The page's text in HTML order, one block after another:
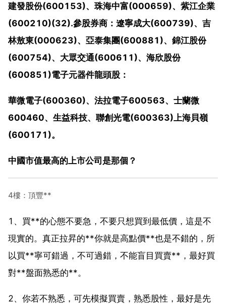
建發股份(600153)、珠海中富(000659)、紫江企業
(600210)(32).參股券商：遼寧成大(600739)、吉
林敖東(000623)、亞泰集團(600881)、錦江股份
(600754)、大眾交通(600611)、海欣股份
(600851)電子元器件龍頭股：
華微電子(600360)、法拉電子600563、士蘭微
600460、生益科技、聯創光電(600363)上海貝嶺
(600171)。
中國市值最高的上市公司是那個？
4樓：頂豐**
1、買**的心態不要急，不要只想買到最低價，這是不
現實的。真正拉昇的**你就是高點價**也是不錯的，所
以買**寧可錯過，不可過錯，不能盲目買賣**，最好買
對**盤面熟悉的**。
2、你若不熟悉，可先模擬買賣，熟悉股性，最好是先